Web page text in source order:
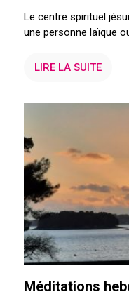
Le centre spirituel
une personne laïque
LIRE LA SUITE
Méditations